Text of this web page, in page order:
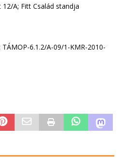
A; Fitt Család standja
6.1.2/A-09/1-KMR-2010-